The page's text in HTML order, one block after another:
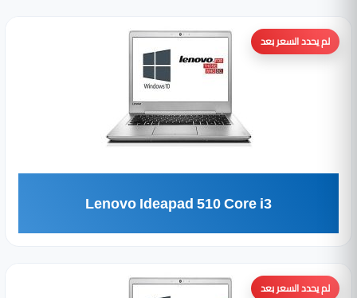
لم يحدد السعر بعد
Lenovo Ideapad 510 Core i3
لم يحدد السعر بعد